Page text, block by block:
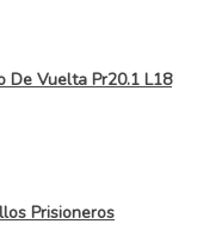
De Vuelta Pr20.1 L18
Prisioneros